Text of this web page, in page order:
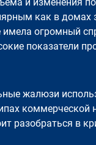
как в домах
имела огромный
показатели
жалюзи
разобраться в